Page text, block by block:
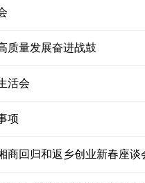
质量发展奋进战鼓
活会
项
商回归和返乡创业新春座谈